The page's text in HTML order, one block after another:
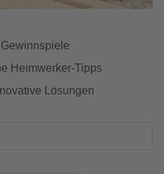
Heimwerker-Tipps
Lösungen